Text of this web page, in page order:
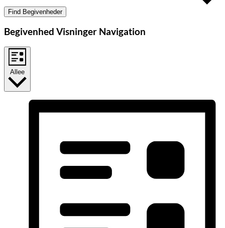
Find Begivenheder
Begivenhed Visninger Navigation
Allee